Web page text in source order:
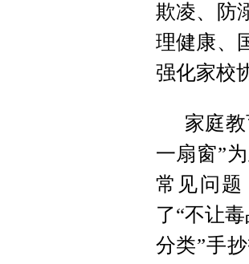
欺凌、防
理健康、
强化家校
家庭
一扇窗”
常见问
了“不让
分类”手